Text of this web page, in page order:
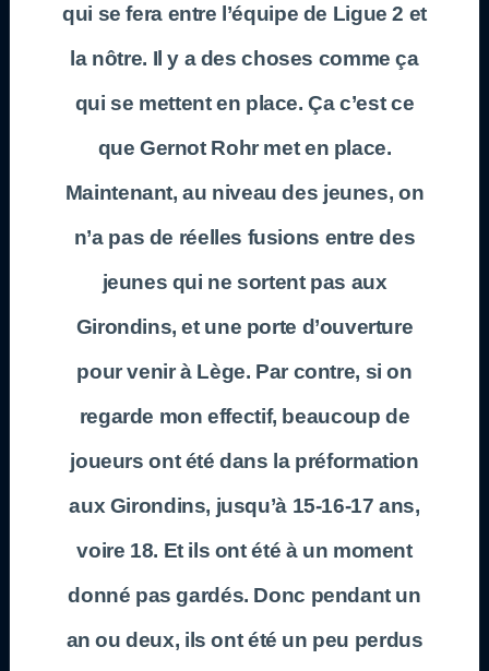
qui se fera entre l’équipe de Ligue 2 et
la nôtre. Il y a des choses comme ça
qui se mettent en place. Ça c’est ce
que Gernot Rohr met en place.
Maintenant, au niveau des jeunes, on
n’a pas de réelles fusions entre des
jeunes qui ne sortent pas aux
Girondins, et une porte d’ouverture
pour venir à Lège. Par contre, si on
regarde mon effectif, beaucoup de
joueurs ont été dans la préformation
aux Girondins, jusqu’à 15-16-17 ans,
voire 18. Et ils ont été à un moment
donné pas gardés. Donc pendant un
an ou deux, ils ont été un peu perdus